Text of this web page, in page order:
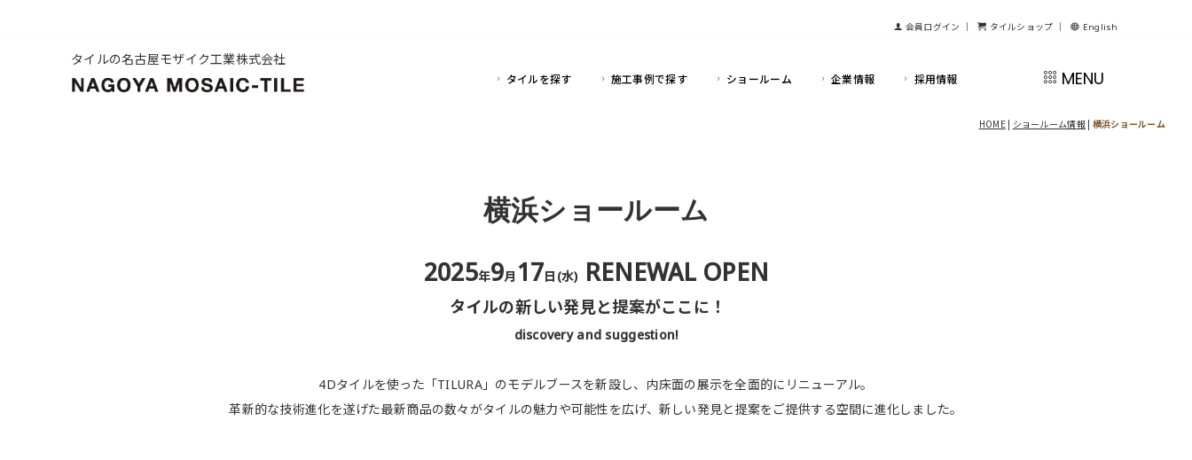
会員ログイン ｜ タイルショップ ｜ English
タイルの名古屋モザイク工業株式会社
タイルを探す 施工事例で探す ショールーム 企業情報 採用情報 MENU
HOME| ショールーム情報| 横浜ショールーム
横浜ショールーム
2025年9月 17日(水) RENEWAL OPEN
タイルの新しい発見と提案がここに！
discovery and suggestion!
4Dタイルを使った「TILURA」のモデルブースを新設し、内床面の展示を全面的にリニューアル。
革新的な技術進化を遂げた最新商品の数々がタイルの魅力や可能性を広げ、新しい発見と提案をご提供する空間に進化しました。